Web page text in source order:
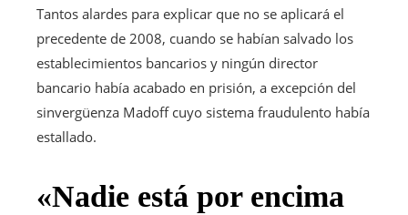
Tantos alardes para explicar que no se aplicará el
precedente de 2008, cuando se habían salvado los
establecimientos bancarios y ningún director
bancario había acabado en prisión, a excepción del
sinvergüenza Madoff cuyo sistema fraudulento había
estallado.
«Nadie está por encima